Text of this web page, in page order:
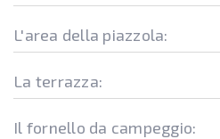
L'area della piazzola:
La terrazza:
Il fornello da campeggio: